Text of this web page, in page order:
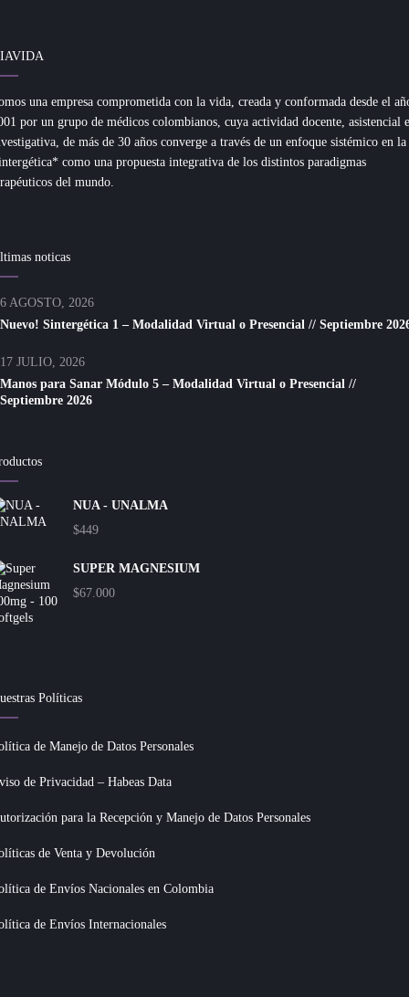
una empresa comprometida con la vida, creada y conformada desde el
por un grupo de médicos colombianos, cuya actividad docente, asistencial e
de más de 30 años converge a través de un enfoque sistémico en la
como una propuesta integrativa de los distintos paradigmas
del mundo.
noticas
6 AGOSTO, 2026
Nuevo! Sintergética 1 – Modalidad Virtual o Presencial // Septiembre
17 JULIO, 2026
Manos para Sanar Módulo 5 – Modalidad Virtual o Presencial //
Septiembre 2026
NUA - UNALMA
$449
SUPER MAGNESIUM
$67.000
Políticas
de Manejo de Datos Personales
de Privacidad – Habeas Data
para la Recepción y Manejo de Datos Personales
de Venta y Devolución
de Envíos Nacionales en Colombia
de Envíos Internacionales